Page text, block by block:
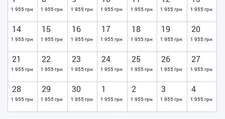
1 955 грн 1 955 грн 1 955 грн 1 955 грн 1 955 грн 1 955 грн 1 955 грн
14
1 955 грн
15
1 955 грн
16
1 955 грн
17
1 955 грн
18
1 955 грн
19
1 955 грн
20
1 955 грн
21
1 955 грн
22
1 955 грн
23
1 955 грн
24
1 955 грн
25
1 955 грн
26
1 955 грн
27
1 955 грн
28
1 955 грн
29
1 955 грн
30
1 955 грн
1
1 955 грн
2
1 955 грн
3
1 955 грн
4
1 955 грн